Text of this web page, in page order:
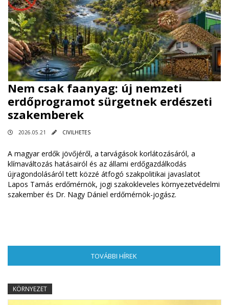
Nem csak faanyag: új nemzeti
erdőprogramot sürgetnek erdészeti
szakemberek
2026.05.21 CIVILHETES
A magyar erdők jövőjéről, a tarvágások korlátozásáról, a
klímaváltozás hatásairól és az állami erdőgazdálkodás
újragondolásáról tett közzé átfogó szakpolitikai javaslatot
Lapos Tamás erdőmérnök, jogi szakokleveles környezetvédelmi
szakember és Dr. Nagy Dániel erdőmérnök-jogász.
TOVÁBBI HÍREK
KÖRNYEZET